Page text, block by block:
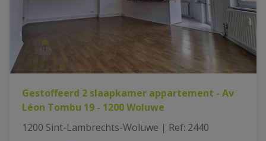
Gestoffeerd 2 slaapkamer appartement - Av
Léon Tombu 19 - 1200 Woluwe
1200 Sint-Lambrechts-Woluwe | Ref: 2440